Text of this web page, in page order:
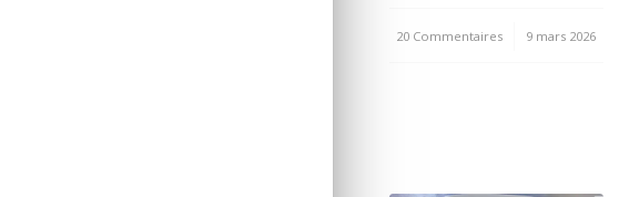
20 Commentaires
/ 9 mars 2026